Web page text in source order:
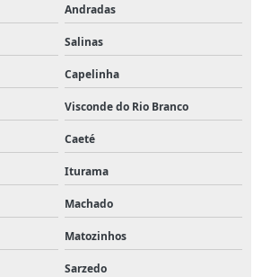
Andradas
Salinas
Capelinha
Visconde do Rio Branco
Caeté
Iturama
Machado
Matozinhos
Sarzedo